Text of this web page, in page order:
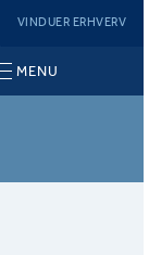
VINDUER ERHVERV
MENU